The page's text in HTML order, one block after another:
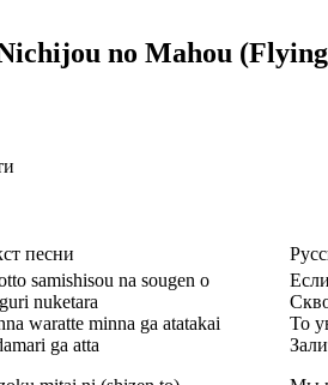
no Mahou
песни
samishisou na sougen o
nuketara
waratte minna ga atatakai
ga atta
То